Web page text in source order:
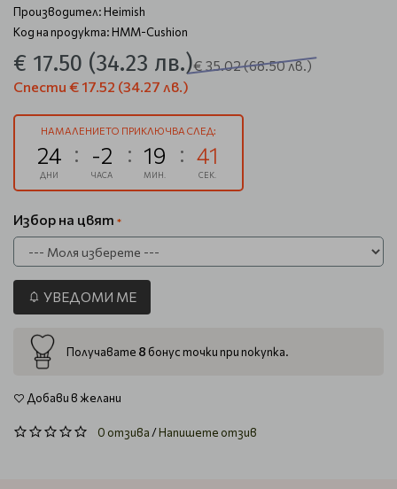
Производител:Heimish
Код на продукта: HMM-Cushion
€ 17.50 (34.23 лв.)€ 35.02(68.50 лв.)
Спести € 17.52 (34.27 лв.)
НАМАЛЕНИЕТО ПРИКЛЮЧВА СЛЕД:
24
ДНИ
-2
ЧАСА
19
МИН.
40
СЕК.
Избор на цвят
УВЕДОМИ МЕ
Получавате 8 бонус точки при покупка.
Добави в желани
0 отзива/Напишете отзив